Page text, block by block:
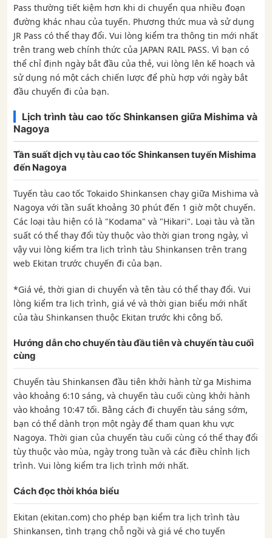
Pass thường tiết kiệm hơn khi di chuyển qua nhiều đoạn
đường khác nhau của tuyến. Phương thức mua và sử dụng
JR Pass có thể thay đổi. Vui lòng kiểm tra thông tin mới nhất
trên trang web chính thức của JAPAN RAIL PASS. Vì bạn có
thể chỉ định ngày bắt đầu của thẻ, vui lòng lên kế hoạch và
sử dụng nó một cách chiến lược để phù hợp với ngày bắt
đầu chuyến đi của bạn.
Lịch trình tàu cao tốc Shinkansen giữa Mishima và
Nagoya
Tần suất dịch vụ tàu cao tốc Shinkansen tuyến Mishima
đến Nagoya
Tuyến tàu cao tốc Tokaido Shinkansen chạy giữa Mishima và
Nagoya với tần suất khoảng 30 phút đến 1 giờ một chuyến.
Các loại tàu hiện có là "Kodama" và "Hikari". Loại tàu và tần
suất có thể thay đổi tùy thuộc vào thời gian trong ngày, vì
vậy vui lòng kiểm tra lịch trình tàu Shinkansen trên trang
web Ekitan trước chuyến đi của bạn.
*Giá vé, thời gian di chuyển và tên tàu có thể thay đổi. Vui
lòng kiểm tra lịch trình, giá vé và thời gian biểu mới nhất
của tàu Shinkansen thuộc Ekitan trước khi công bố.
Hướng dẫn cho chuyến tàu đầu tiên và chuyến tàu cuối
cùng
Chuyến tàu Shinkansen đầu tiên khởi hành từ ga Mishima
vào khoảng 6:10 sáng, và chuyến tàu cuối cùng khởi hành
vào khoảng 10:47 tối. Bằng cách đi chuyến tàu sáng sớm,
bạn có thể dành trọn một ngày để tham quan khu vực
Nagoya. Thời gian của chuyến tàu cuối cùng có thể thay đổi
tùy thuộc vào mùa, ngày trong tuần và các điều chỉnh lịch
trình. Vui lòng kiểm tra lịch trình mới nhất.
Cách đọc thời khóa biểu
Ekitan (ekitan.com) cho phép bạn kiểm tra lịch trình tàu
Shinkansen, tình trạng chỗ ngồi và giá vé cho tuyến